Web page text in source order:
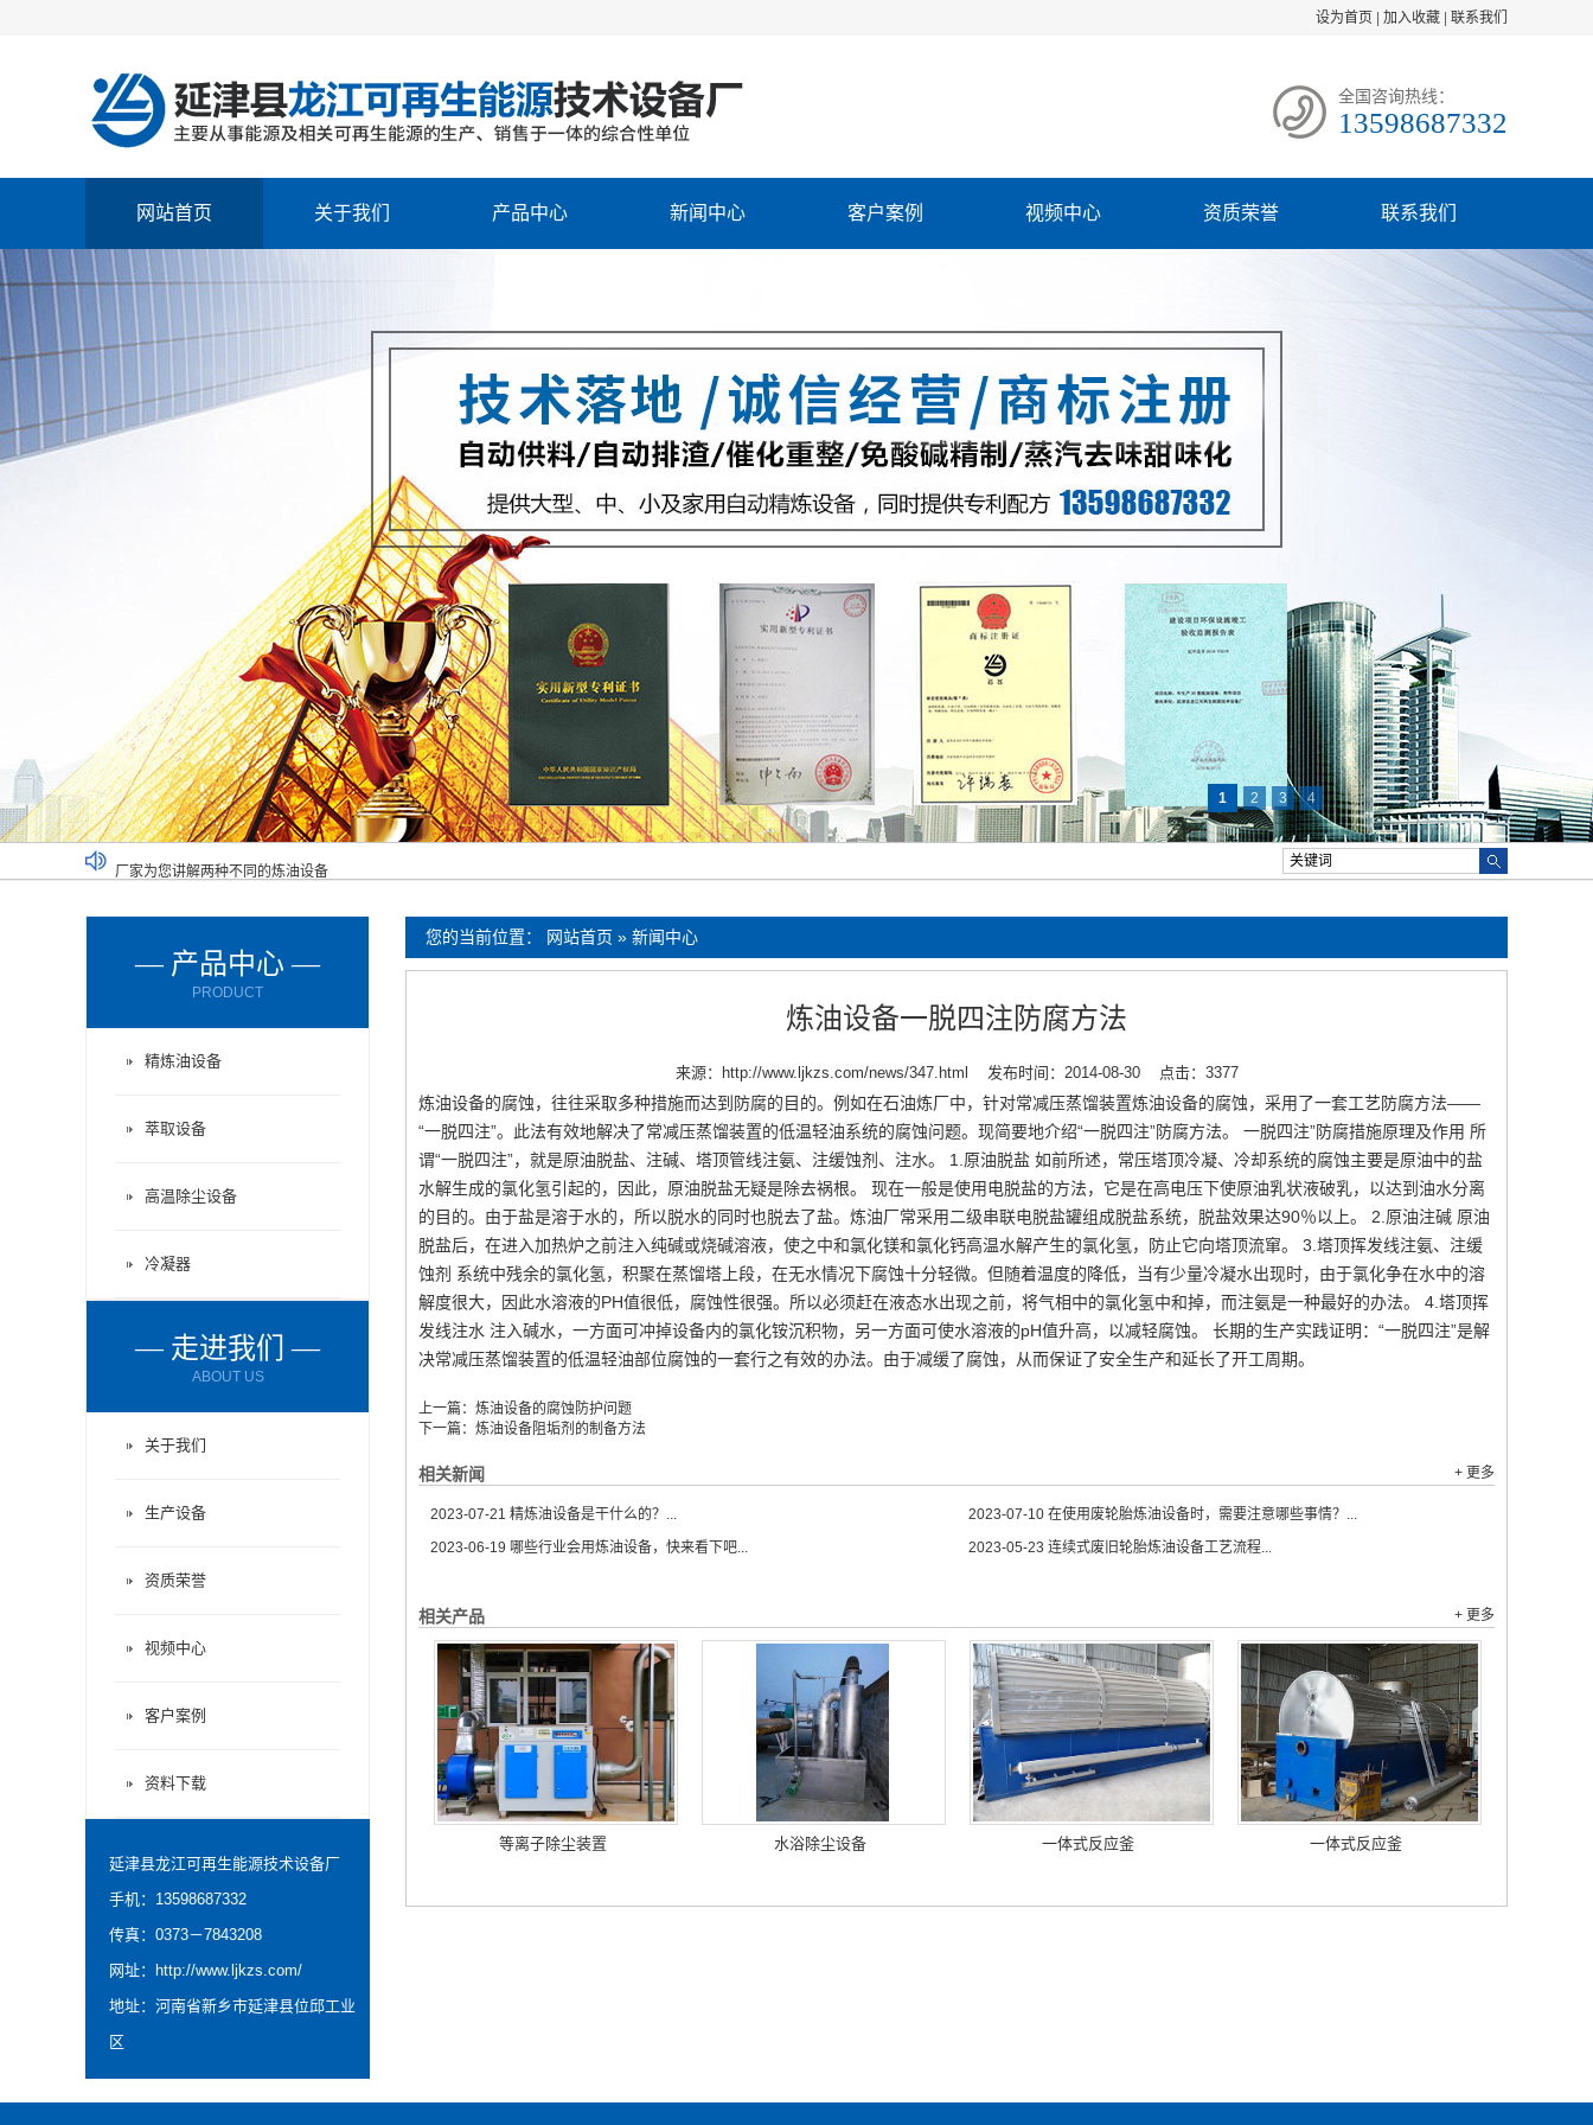
设为首页 加入收藏 联系我们
全国咨询热线：
13598687332
网站首页 关于我们 产品中心 新闻中心 客户案例 视频中心 资质荣誉 联系我们
1 2 3 4
厂家为您讲解两种不同的炼油设备
废轮胎炼油设备的进料方式有哪些？
您的当前位置： 网站首页 » 新闻中心
炼油设备一脱四注防腐方法
来源： http://www.ljkzs.com/news/347.html 发布时间：2014-08-30 点击：3377
炼油设备的腐蚀，往往采取多种措施而达到防腐的目的。例如在石油炼厂中，针对常减压蒸馏装置炼油设备的腐蚀，采用了一套工艺防腐方法——
“一脱四注”。此法有效地解决了常减压蒸馏装置的低温轻油系统的腐蚀问题。现简要地介绍“一脱四注”防腐方法。 一脱四注”防腐措施原理及作用 所
谓“一脱四注”，就是原油脱盐、注碱、塔顶管线注氨、注缓蚀剂、注水。 1.原油脱盐 如前所述，常压塔顶冷凝、冷却系统的腐蚀主要是原油中的盐
水解生成的氯化氢引起的，因此，原油脱盐无疑是除去祸根。 现在一般是使用电脱盐的方法，它是在高电压下使原油乳状液破乳，以达到油水分离
的目的。由于盐是溶于水的，所以脱水的同时也脱去了盐。炼油厂常采用二级串联电脱盐罐组成脱盐系统，脱盐效果达90％以上。 2.原油注碱 原油
脱盐后，在进入加热炉之前注入纯碱或烧碱溶液，使之中和氯化镁和氯化钙高温水解产生的氯化氢，防止它向塔顶流窜。 3.塔顶挥发线注氨、注缓
蚀剂 系统中残余的氯化氢，积聚在蒸馏塔上段，在无水情况下腐蚀十分轻微。但随着温度的降低，当有少量冷凝水出现时，由于氯化争在水中的溶
解度很大，因此水溶液的PH值很低，腐蚀性很强。所以必须赶在液态水出现之前，将气相中的氯化氢中和掉，而注氨是一种最好的办法。 4.塔顶挥
发线注水 注入碱水，一方面可冲掉设备内的氯化铵沉积物，另一方面可使水溶液的pH值升高，以减轻腐蚀。 长期的生产实践证明：“一脱四注”是解
决常减压蒸馏装置的低温轻油部位腐蚀的一套行之有效的办法。由于减缓了腐蚀，从而保证了安全生产和延长了开工周期。
上一篇： 炼油设备的腐蚀防护问题
下一篇： 炼油设备阻垢剂的制备方法
相关新闻 + 更多
2023-07-21 精炼油设备是干什么的？... 2023-07-10 在使用废轮胎炼油设备时，需要注意哪些事情？...
2023-06-19 哪些行业会用炼油设备，快来看下吧... 2023-05-23 连续式废旧轮胎炼油设备工艺流程...
相关产品 + 更多
等离子除尘装置 水浴除尘设备 一体式反应釜 一体式反应釜
— 产品中心 —
PRODUCT
精炼油设备
萃取设备
高温除尘设备
冷凝器
— 走进我们 —
ABOUT US
关于我们
生产设备
资质荣誉
视频中心
客户案例
资料下载
延津县龙江可再生能源技术设备厂
手机：13598687332
传真：0373－7843208
网址：
http://www.ljkzs.com/
地址：河南省新乡市延津县位邱工业
区